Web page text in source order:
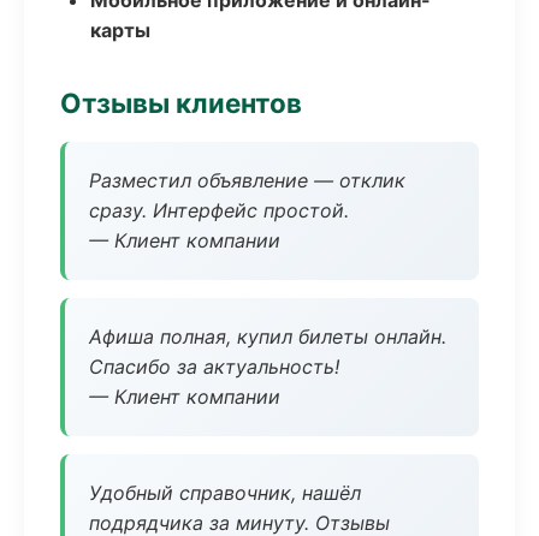
карты
Отзывы клиентов
Разместил объявление — отклик
сразу. Интерфейс простой.
— Клиент компании
Афиша полная, купил билеты онлайн.
Спасибо за актуальность!
— Клиент компании
Удобный справочник, нашёл
подрядчика за минуту. Отзывы